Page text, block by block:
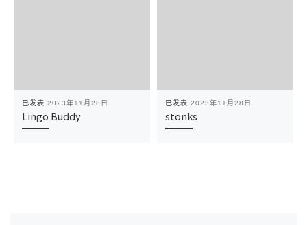
已发表 2023年11月28日
Lingo Buddy
已发表 2023年11月28日
stonks